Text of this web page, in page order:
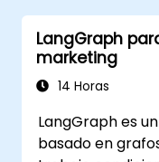
LangGraph
marketing
14 Horas
LangGraph es
basado en